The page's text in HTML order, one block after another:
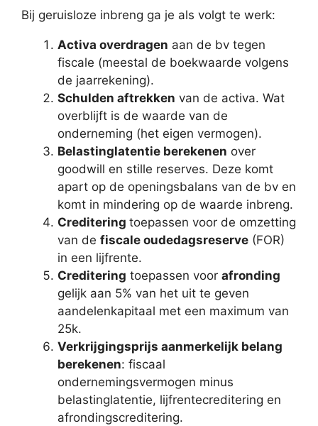
Bij geruisloze inbreng ga je als volgt te werk:
Activa overdragen aan de bv tegen
fiscale (meestal de boekwaarde volgens
de jaarrekening).
Schulden aftrekken van de activa. Wat
overblijft is de waarde van de
onderneming (het eigen vermogen).
Belastinglatentie berekenen over
goodwill en stille reserves. Deze komt
apart op de openingsbalans van de bv en
komt in mindering op de waarde inbreng.
Creditering toepassen voor de omzetting
van de fiscale oudedagsreserve (FOR)
in een lijfrente.
Creditering toepassen voor afronding
gelijk aan 5% van het uit te geven
aandelenkapitaal met een maximum van
25k.
Verkrijgingsprijs aanmerkelijk belang
berekenen: fiscaal
ondernemingsvermogen minus
belastinglatentie, lijfrentecreditering en
afrondingscreditering.